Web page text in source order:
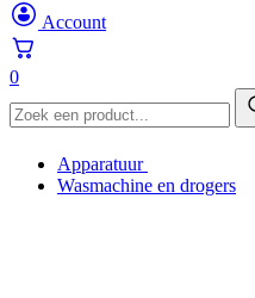
Account
0
Apparatuur
Wasmachine en drogers